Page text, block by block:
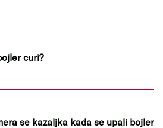
curi?
se kazaljka kada se upali bojler